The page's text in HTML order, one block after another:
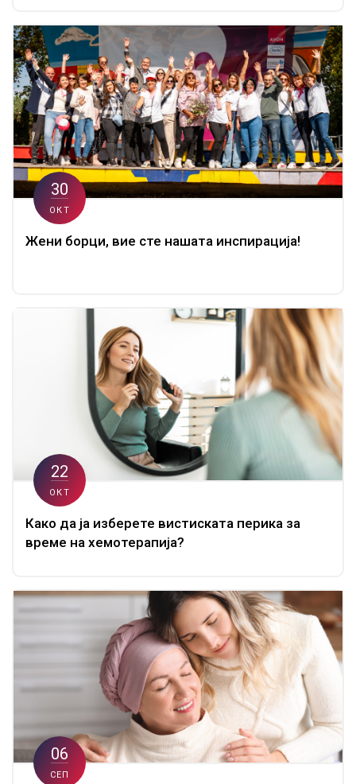
30
ОКТ
Жени борци, вие сте нашата инспирација!
22
ОКТ
Како да ја изберете вистиската перика за
време на хемотерапија?
06
СЕП